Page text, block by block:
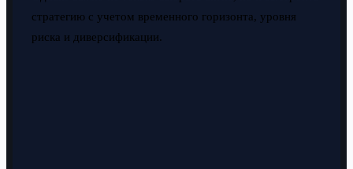
стратегию с учетом временного горизонта, уровня
риска и диверсификации.